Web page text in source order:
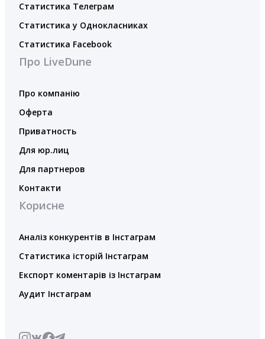
Статистика Телеграм
Статистика у Однокласниках
Статистика Facebook
Про LiveDune
Про компанію
Оферта
Приватность
Для юр.лиц
Для партнеров
Контакти
Корисне
Аналіз конкурентів в Інстаграм
Статистика історій Інстаграм
Експорт коментарів із Інстаграм
Аудит Інстаграм